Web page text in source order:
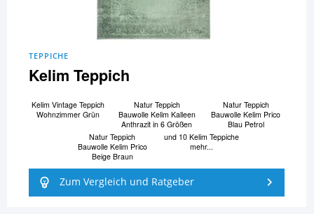
TEPPICHE
Kelim Teppich
Kelim Vintage Teppich
Wohnzimmer Grün
Natur Teppich
Bauwolle Kelim Kalleen
Anthrazit in 6 Größen
Natur Teppich
Bauwolle Kelim Prico
Blau Petrol
Natur Teppich
Bauwolle Kelim Prico
Beige Braun
und 10 Kelim Teppiche
mehr...
Zum Vergleich und Ratgeber